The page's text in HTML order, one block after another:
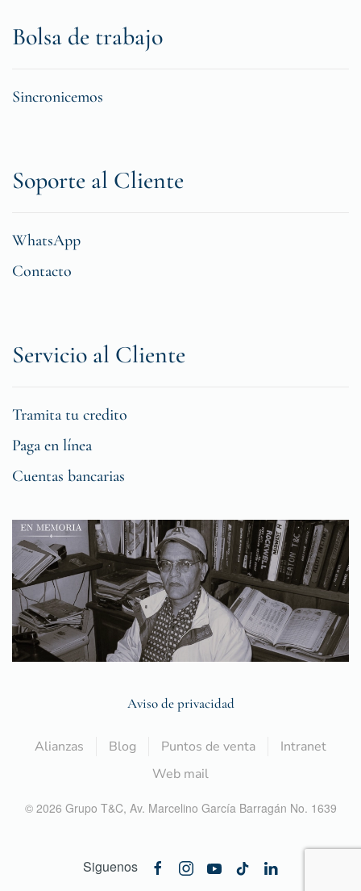
Bolsa de trabajo
Sincronicemos
Soporte al Cliente
WhatsApp
Contacto
Servicio al Cliente
Tramita tu credito
Paga en línea
Cuentas bancarias
Aviso de privacidad
Alianzas Blog Puntos de venta
Intranet
Web mail
© 2026 Grupo T&C, Av. Marcelino García Barragán No. 1639
Siguenos